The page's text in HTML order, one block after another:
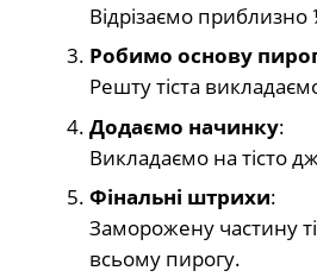
Відрізаємо
Робимо основу
Решту тіста
Додаємо начинку:
Викладаємо на тісто
Фінальні штрихи:
Заморожену частину
всьому пирогу.